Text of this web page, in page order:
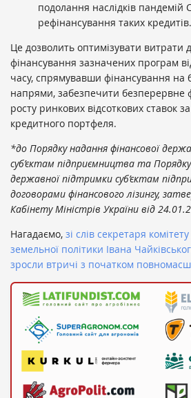
подолання наслідків пандемій
рефінансування таких кредитів.
Це дозволить оптимізувати
фінансування зазначених програм
часу, спрямувавши фінансування на
напрями, забезпечити безперервне
росту ринкових відсоткових ставок
кредитного портфеля.
*до Порядку надання фінансової
суб’єктам підприємництва та
державної підтримки суб’єктам
договорами фінансового лізингу,
Кабінету Міністрів України від
Нагадаємо, зі слів секретаря
земельної політики Івана
зросли втричі з початком